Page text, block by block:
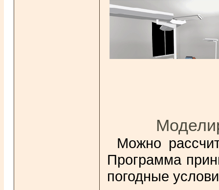
Можно
Программа
погодные